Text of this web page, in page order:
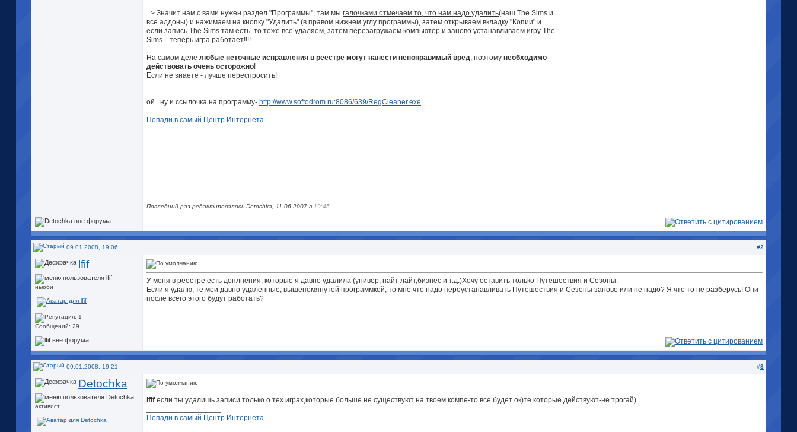
=> Значит нам с вами нужен раздел "Программы", там мы галочками отмечаем то, что нам надо удалить(наш The Sims и
все аддоны) и нажимаем на кнопку "Удалить" (в правом нижнем углу программы), затем открываем вкладку "Копии" и
если запись The Sims там есть, то тоже все удаляем, затем перезагружаем компьютер и заново устанавливаем игру The
Sims... теперь игра работает!!!!
На самом деле любые неточные исправления в реестре могут нанести непоправимый вред, поэтому необходимо
действовать очень осторожно!
Если не знаете - лучше переспросить!
ой...ну и ссылочка на программу- http://www.softodrom.ru:8086/639/RegCleaner.exe
Попади в самый Центр Интернета
Последний раз редактировалось Detochka, 11.06.2007 в 19:45
09.01.2008, 19:06 #2
lfif
ньюби
Сообщений: 29
У меня в реестре есть доплнения, которые я давно удалила (универ, найт лайт,бизнес и т.д.)Хочу оставить только Путешествия и Сезоны.
Если я удалю, те мои давно удалённые, вышепомянутой программкой, то мне что надо переустанавливать Путешествия и Сезоны заново или не надо? Я что то не разберусь! Они
после всего этого будут работать?
09.01.2008, 19:21 #3
Detochka
активист
lfif если ты удалишь записи только о тех играх,которые больше не существуют на твоем компе-то все будет ок)те которые действуют-не трогай)
Попади в самый Центр Интернета